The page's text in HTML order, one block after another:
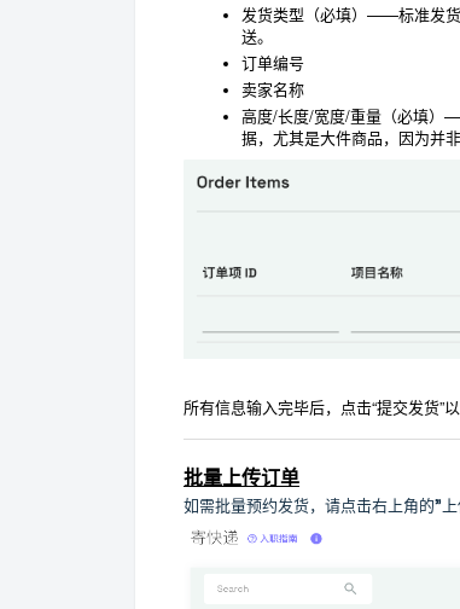
发货类型（必填）——标准发
送。
订单编号
卖家名称
高度/长度/宽度/重量（必填）
据，尤其是大件商品，因为并
所有信息输入完毕后，点击“提交发货”以
批量上传订单
如需批量预约发货，请点击右上角的”上